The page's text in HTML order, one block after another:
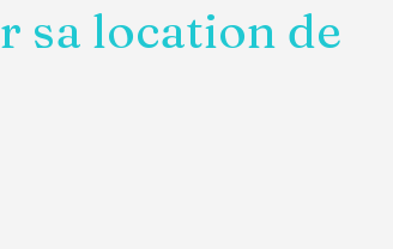
sa location de